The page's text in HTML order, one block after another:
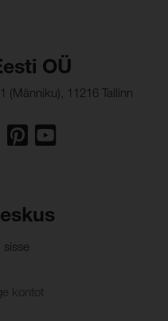
OÜ
(Männiku), 11216 Tallinn
sisse
kontot